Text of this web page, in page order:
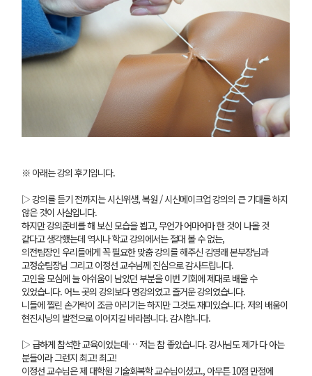
※ 아래는 강의 후기입니다.
▷ 강의를 듣기 전까지는 시신위생, 복원 / 시신메이크업 강의의 큰 기대를 하지
않은 것이 사실입니다.
하지만 강의준비를 해 보신 모습을 뵙고, 무언가 어마어마 한 것이 나올 것
같다고 생각했는데 역시나 학교 강의에서는 절대 볼 수 없는,
의전팀장인 우리들에게 꼭 필요한 맞춤 강의를 해주신 김영래 본부장님과
고정순팀장님 그리고 이정선 교수님께 진심으로 감사드립니다.
고인을 모심에 늘 아쉬움이 남았던 부분을 이번 기회에 제대로 배울 수
있었습니다. 어느 곳의 강의보다 명강의였고 즐거운 강의였습니다.
니들에 찔린 손가락이 조금 아리기는 하지만 그것도 재미있습니다. 저의 배움이
현진시닝의 발전으로 이어지길 바라봅니다. 감사합니다.
▷ 급하게 참석한 교육이었는데… 저는 참 좋았습니다. 강사님도 제가 다 아는
분들이라 그런지 최고! 최고!
이정선 교수님은 제 대학원 기술회복학 교수님이셨고., 아무튼 10점 만점에